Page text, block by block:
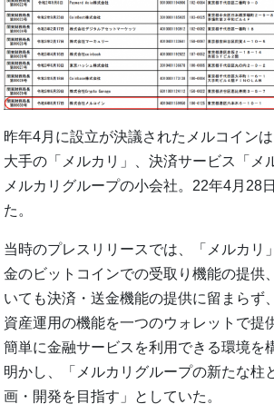
昨年4月に設立が決議されたメルコイン
大手の「メルカリ」、決済サービス「メ
メルカリグループの小会社。22年4月28
た。
当時のプレスリリースでは、「メルカリ
金のビットコインでの受取り機能の提供
いても決済・送金機能の提供に留まらず
資産運用の機能を一つのウォレットで提
簡単に金融サービスを利用できる環境を
明かし、「メルカリグループの新たな柱
画・開発を目指す」としていた。